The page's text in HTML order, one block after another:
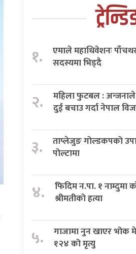
१.
एमाले महाधिवेशनः
सदस्यमा भिड्दै
२.
महिला फुटबल :
दुई बचाउ गर्दा नेपाल
३.
ताप्लेजुङ गोल्डकपको
पोल्टामा
४.
फिदिम न.पा. १ नाम्दुमा
श्रीमतीको हत्या
५.
गाजामा नुन खाएर भोक
१२४ को मृत्यु